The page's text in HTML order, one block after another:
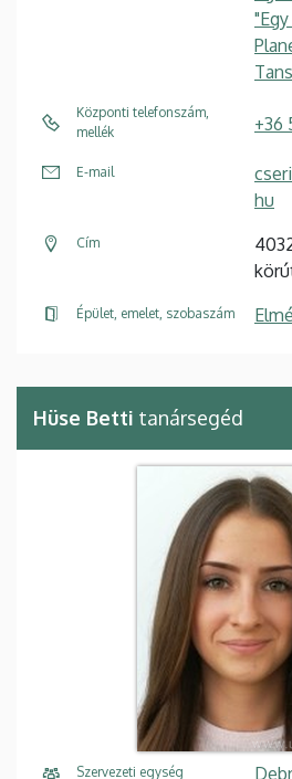
Központi telefonszám,
mellék
+36
E-mail
hu
Cím
Épület, emelet, szobaszám
Hüse Betti tanársegéd
Szervezeti egység